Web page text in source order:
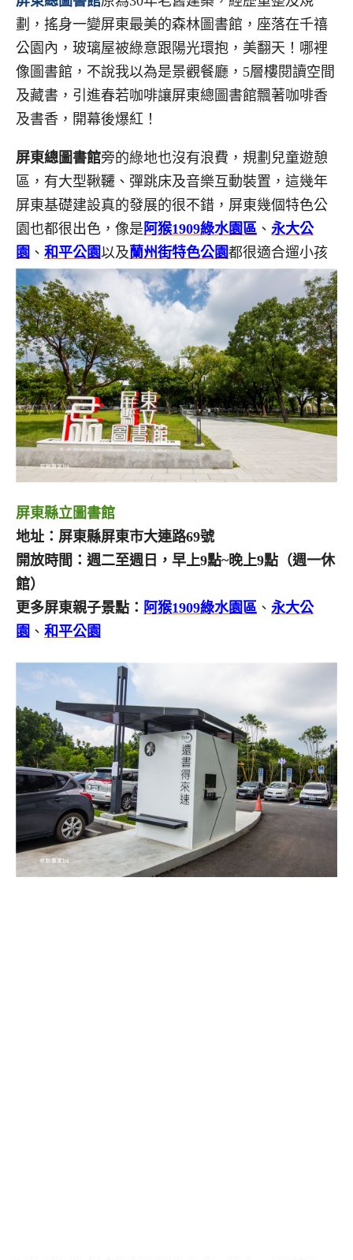
劃，搖身一變屏東最美的森林圖書館，座落在千禧
公園內，玻璃屋被綠意跟陽光環抱，美翻天！哪裡
像圖書館，不說我以為是景觀餐廳，5層樓閱讀空間
及藏書，引進春若咖啡讓屏東總圖書館飄著咖啡香
及書香，開幕後爆紅！
屏東總圖書館旁的綠地也沒有浪費，規劃兒童遊憩
區，有大型鞦韆、彈跳床及音樂互動裝置，這幾年
屏東基礎建設真的發展的很不錯，屏東幾個特色公
園也都很出色，像是 阿猴1909綠水園區 、 永大公
園 、 和平公園以及蘭州街特色公園都很適合遛小孩
屏東縣立圖書館
地址：屏東縣屏東市大連路69號
開放時間：週二至週日，早上9點~晚上9點（週一休
館）
更多屏東親子景點： 阿猴1909綠水園區 、 永大公
園 、 和平公園